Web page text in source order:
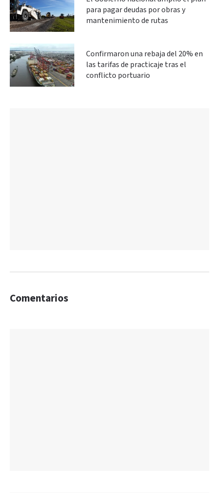
para pagar deudas por obras y
mantenimiento de rutas
Confirmaron una rebaja del 20% en
las tarifas de practicaje tras el
conflicto portuario
Comentarios